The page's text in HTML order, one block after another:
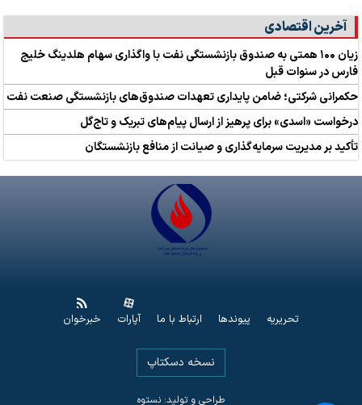
آخرین اقتصادی
زیان ۱۰۰ همتی به صندوق بازنشستگی نفت با واگذاری سهام هلدینگ خلیج
فارس در سنوات قبل
حکمرانی شرکتی؛ ضامن پایداری تعهدات صندوق‌های بازنشستگی صنعت نفت
درخواست «اسدی» برای پرهیز از ارسال پیام‌های تبریک و تاج‌گل
تأکید بر مدیریت سرمایه‌گذاری و صیانت از منافع بازنشستگان
تحریریه پیوندها ارتباط با ما آپارات خبرخوان
نسخه دسکتاپ
طراحی و تولید: نستوه